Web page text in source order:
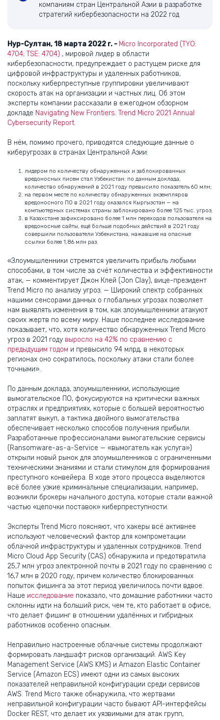
компаниям стран Центральной Азии в разработке
стратегий кибербезопасности на 2022 год
Нур-Султан, 18 марта 2022 г. - Micro Incorporated (TYO:
4704; TSE: 4704) , мировой лидер в области
кибербезопасности, предупреждает о растущем риске для
цифровой инфраструктуры и удаленных работников,
поскольку киберпреступные группировки увеличивают
скорость атак на организации и частных лиц. Об этом
эксперты компании рассказали в ежегодном обзорном
докладе Navigating New Frontiers. Trend Micro 2021 Annual
Cybersecurity Report.
В нём, помимо прочего, приводятся следующие данные о
киберугрозах в странах Центральной Азии:
лидером по количеству обнаруженных и заблокированных
вредоносных писем стал Узбекистан: по данным доклада,
количество обнаружений в 2021 году превысило показатель 60 млн;
на первом месте по количеству обнаруженных экземпляров
вредоносного ПО в 2021 году оказался Кыргызстан — на
компьютерных системах страны заблокировано более 125 тыс. угроз;
в Казахстане зафиксировано более 1 млн переходов пользователя на
вредоносные сайты, ещё больше подобных действий в 2021 году
совершили пользователи Узбекистана, нажавшие на опасные
ссылки более 1,86 млн раз.
«Злоумышленники стремятся увеличить прибыль любыми
способами, в том числе за счёт количества и эффективности
атак, — комментирует Джон Клей (Jon Clay), вице-президент
Trend Micro по анализу угроз. — Широкий спектр собранных
нашими сенсорами данных о глобальных угрозах позволяет
нам выявлять изменения в том, как злоумышленники атакуют
своих жертв по всему миру. Наше последнее исследование
показывает, что, хотя количество обнаруженных Trend Micro
угроз в 2021 году выросло на 42% по сравнению с
предыдущим годом и превысило 94 млрд, в некоторых
регионах оно сократилось, поскольку атаки стали более
точными».
По данным доклада, злоумышленники, использующие
вымогательское ПО, фокусируются на критически важных
отраслях и предприятиях, которые с большей вероятностью
заплатят выкуп, а тактика двойного вымогательства
обеспечивает несколько способов получения прибыли.
Разработанные профессионалами вымогательские сервисы
(Ransomware-as-a-Service — «вымогатель как услуга»)
открыли новый рынок для злоумышленников с ограниченными
техническими знаниями и стали стимулом для формирования
преступного конвейера. В ходе этого процесса выделяются
всё более узкие криминальные специализации, например,
возникли брокеры начального доступа, которые стали важной
частью «цепочки поставок» киберпреступности.
Эксперты Trend Micro поясняют, что хакеры всё активнее
используют человеческий фактор для компрометации
облачной инфраструктуры и удаленных сотрудников. Trend
Micro Cloud App Security (CAS) обнаружила и предотвратила
25,7 млн угроз электронной почты в 2021 году по сравнению с
16,7 млн в 2020 году, причем количество блокированных
попыток фишинга за этот период увеличилось почти вдвое.
Наше исследование показало, что домашние работники часто
склонны идти на больший риск, чем те, кто работает в офисе,
что делает фишинг в отношении удалённых и гибридных
работников особенно опасным.
Неправильно настроенные облачные системы продолжают
формировать ландшафт рисков организаций. AWS Key
Management Service (AWS KMS) и Amazon Elastic Container
Service (Amazon ECS) имеют одни из самых высоких
показателей неправильной конфигурации среди сервисов
AWS. Trend Micro также обнаружила, что жертвами
неправильной конфигурации часто бывают API-интерфейсы
Docker REST, что делает их уязвимыми для атак групп,